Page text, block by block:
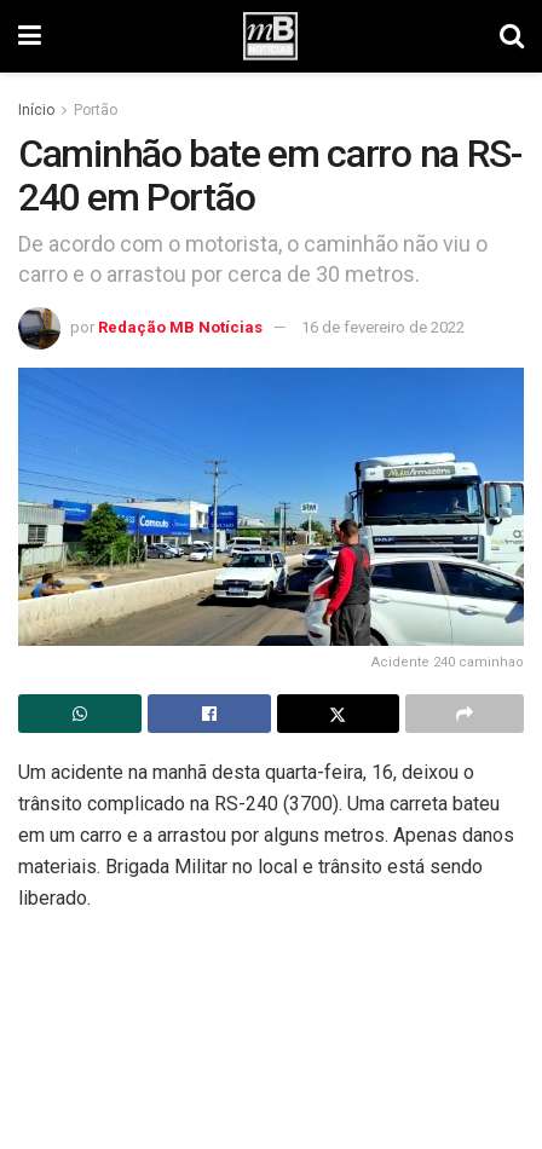
Início Portão
Caminhão bate em carro na RS-
240 em Portão
De acordo com o motorista, o caminhão não viu o
carro e o arrastou por cerca de 30 metros.
por Redação MB Notícias 16 de fevereiro de 2022
Acidente 240 caminhao
Um acidente na manhã desta quarta-feira, 16, deixou o
trânsito complicado na RS-240 (3700). Uma carreta bateu
em um carro e a arrastou por alguns metros. Apenas danos
materiais. Brigada Militar no local e trânsito está sendo
liberado.